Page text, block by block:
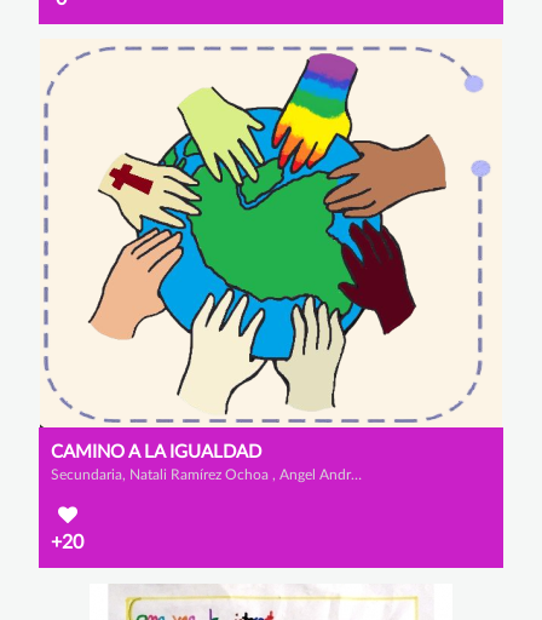
CAMINO A LA IGUALDAD
Secundaria, Natali Ramírez Ochoa , Angel Andrés Vargas Díaz y William Alberto Sanchez Sosa
+20